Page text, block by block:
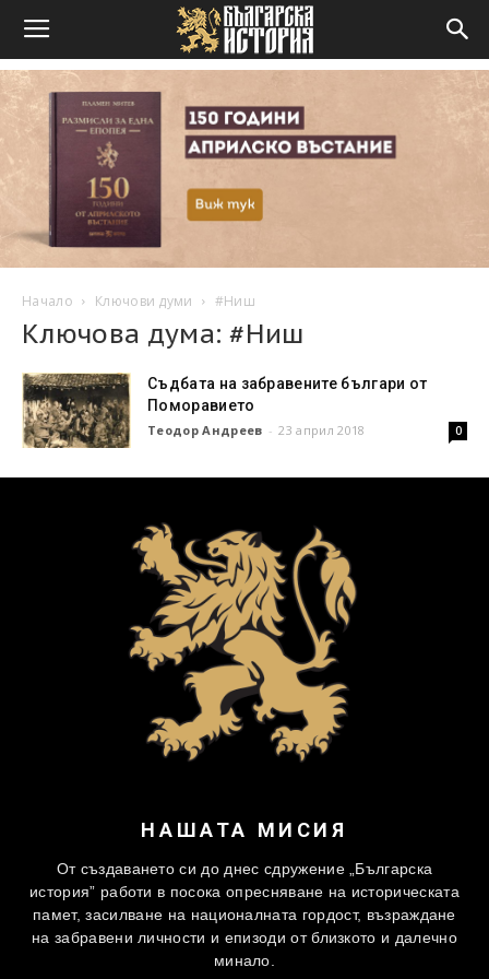
Начало Ключови думи #Ниш
Ключова дума: #Ниш
Съдбата на забравените българи от
Поморавието
Теодор Андреев - 23 април 2018 0
НАШАТА МИСИЯ
От създаването си до днес сдружение „Българска
история” работи в посока опресняване на историческата
памет, засилване на националната гордост, възраждане
на забравени личности и епизоди от близкото и далечно
минало.